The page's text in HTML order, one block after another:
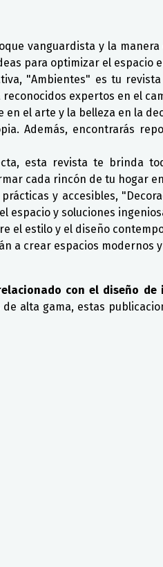
vanguardista y la
para optimizar el espacio
"Ambientes" es tu
expertos en el
en el arte y la belleza en la
Además, encontrarás
esta revista te brinda
cada rincón de tu hogar
y accesibles,
y soluciones
el estilo y el diseño
a crear espacios
con el diseño
alta gama, estas